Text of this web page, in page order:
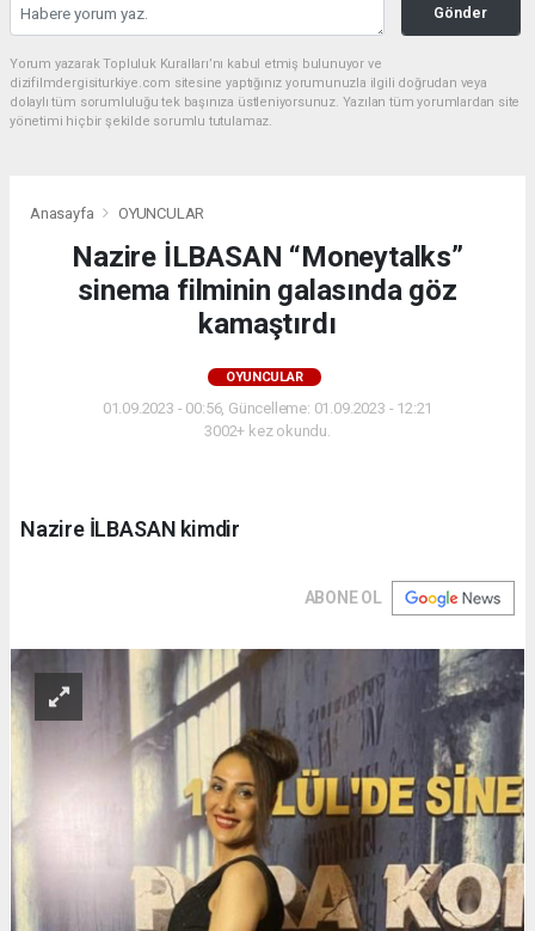
Gönder
Yorum yazarak Topluluk Kuralları’nı kabul etmiş bulunuyor ve
dizifilmdergisiturkiye.com sitesine yaptığınız yorumunuzla ilgili doğrudan veya
dolaylı tüm sorumluluğu tek başınıza üstleniyorsunuz. Yazılan tüm yorumlardan site
yönetimi hiçbir şekilde sorumlu tutulamaz.
Anasayfa OYUNCULAR
Nazire İLBASAN “Moneytalks”
sinema filminin galasında göz
kamaştırdı
OYUNCULAR
01.09.2023 - 00:56, Güncelleme: 01.09.2023 - 12:21
3002+ kez okundu.
Nazire İLBASAN kimdir
ABONE OL